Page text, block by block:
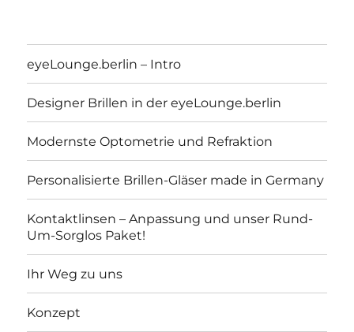
eyeLounge.berlin
eyeLounge.berlin – Intro
Designer Brillen in der eyeLounge.berlin
Modernste Optometrie und Refraktion
Personalisierte Brillen-Gläser made in Germany
Kontaktlinsen – Anpassung und unser Rund-
Um-Sorglos Paket!
Ihr Weg zu uns
Konzept